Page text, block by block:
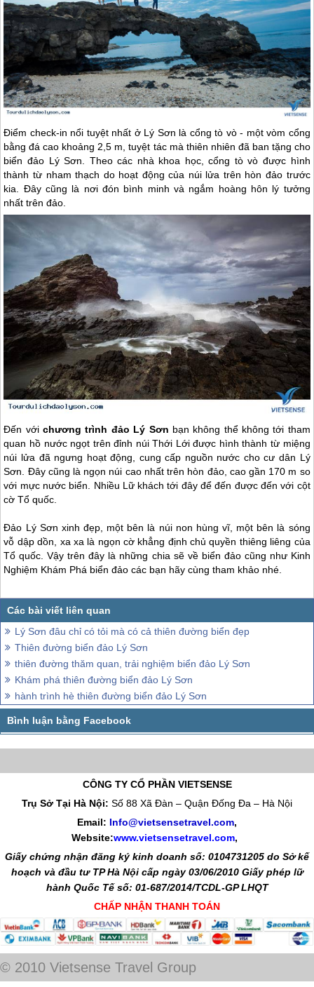
Điểm check-in nổi tuyệt nhất ở Lý Sơn là cổng tò vò - một vòm cổng
bằng đá cao khoảng 2,5 m, tuyệt tác mà thiên nhiên đã ban tặng cho
biểnđảo Lý Sơn . Theo các nhà khoa học, cổng tò vò được hình
thành từ nham thạch do hoạt động của núi lửa trên hòn đảo trước
kia. Đây cũng là nơi đón bình minh và ngắm hoàng hôn lý tưởng
nhất trên đảo.
Đến vớichương trình đảo Lý Sơn bạn không thể không tới tham
quan hồ nước ngọt trên đỉnh núi Thới Lới được hình thành từ miệng
núi lửa đã ngưng hoạt động, cung cấp nguồn nước cho cư dân Lý
Sơn. Đây cũng là ngọn núi cao nhất trên hòn đảo, cao gần 170 m so
với mực nước biển. Nhiều Lữ khách tới đây để đến được đến với cột
cờ Tổ quốc.
Đảo Lý Sơn xinh đẹp, một bên là núi non hùng vĩ, một bên là sóng
vỗ dập dồn, xa xa là ngọn cờ khẳng định chủ quyền thiêng liêng của
Tổ quốc. Vậy trên đây là những chia sẽ về biển đảo cũng như Kinh
Nghiệm Khám Phá biển đảo các bạn hãy cùng tham khảo nhé.
Lý Sơn đâu chỉ có tỏi mà có cả thiên đường biển đẹp
Thiên đường biển đảo Lý Sơn
thiên đường thăm quan, trải nghiệm biển đảo Lý Sơn
Khám phá thiên đường biển đảo Lý Sơn
hành trình hè thiên đường biển đảo Lý Sơn
CÔNG TY CỔ PHẦN VIETSENSE
Trụ Sở Tại Hà Nội: Số 88 Xã Đàn – Quận Đống Đa – Hà Nội
Email: Info@vietsensetravel.com,
Website:www.vietsensetravel.com,
Giấy chứng nhận đăng ký kinh doanh số: 0104731205 do Sở kế
hoạch và đầu tư TP Hà Nội cấp ngày 03/06/2010 Giấy phép lữ
hành Quốc Tế số: 01-687/2014/TCDL-GP LHQT
CHẤP NHẬN THANH TOÁN
© 2010 Vietsense Travel Group